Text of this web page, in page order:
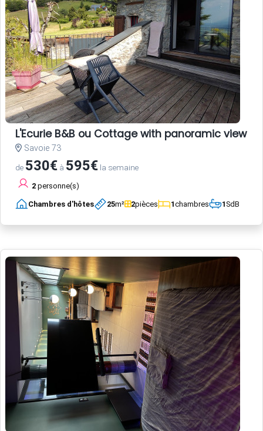
L'Ecurie B&B ou Cottage with panoramic view
Savoie 73
de 530€ à 595€ la semaine
2 personne(s)
Chambres d'hôtes 25m² 2pièces 1chambres 1SdB